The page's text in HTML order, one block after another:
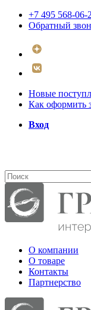
+7 495 568-06-
Обратный
Новые
Как оформить
Вход
О компании
О товаре
Контакты
Партнерcтво